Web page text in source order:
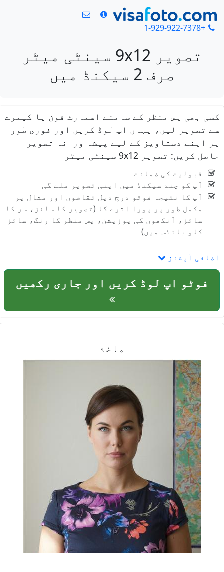
+1-929-922-7378
تصویر 9x12 سینٹی میٹر
صرف 2 سیکنڈ میں
کسی بھی پس منظر کے سامنے اسمارٹ فون یا کیمرے
سے تصویر لیں، یہاں اپ لوڈ کریں اور فوری طور
پر اپنے دستاویز کے لیے پیشہ ورانہ تصویر
حاصل کریں: تصویر 9x12 سینٹی میٹر
قبولیت کی ضمانت
آپ کو چند سیکنڈ میں اپنی تصویر ملے گی
آپ کا نتیجہ فوٹو درج ذیل تقاضوں اور مثال پر
مکمل طور پر پورا اترے گا (تصویر کا سائز، سر کا
سائز، آنکھوں کی پوزیشن، پس منظر کا رنگ، سائز
کلو بائٹس میں)
اضافی آپشنز
فوٹو اپ لوڈ کریں اور جاری رکھیں
ماخذ